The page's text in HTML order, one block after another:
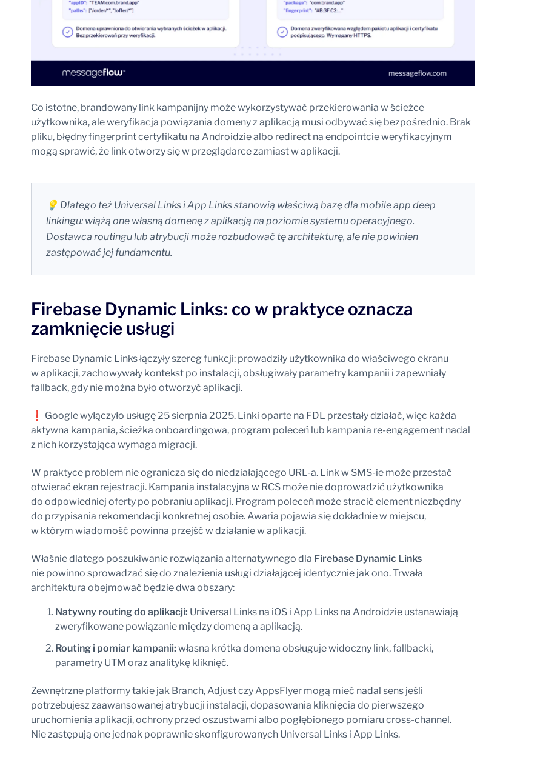
Co istotne, brandowany link kampanijny może wykorzystywać przekierowania w ścieżce
użytkownika, ale weryfikacja powiązania domeny z aplikacją musi odbywać się bezpośrednio. Brak
pliku, błędny fingerprint certyfikatu na Androidzie albo redirect na endpointcie weryfikacyjnym
mogą sprawić, że link otworzy się w przeglądarce zamiast w aplikacji.
💡 Dlatego też Universal Links i App Links stanowią właściwą bazę dla mobile app deep
linkingu: wiążą one własną domenę z aplikacją na poziomie systemu operacyjnego.
Dostawca routingu lub atrybucji może rozbudować tę architekturę, ale nie powinien
zastępować jej fundamentu.
Firebase Dynamic Links: co w praktyce oznacza
zamknięcie usługi
Firebase Dynamic Links łączyły szereg funkcji: prowadziły użytkownika do właściwego ekranu
w aplikacji, zachowywały kontekst po instalacji, obsługiwały parametry kampanii i zapewniały
fallback, gdy nie można było otworzyć aplikacji.
❗ Google wyłączyło usługę 25 sierpnia 2025. Linki oparte na FDL przestały działać, więc każda
aktywna kampania, ścieżka onboardingowa, program poleceń lub kampania re-engagement nadal
z nich korzystająca wymaga migracji.
W praktyce problem nie ogranicza się do niedziałającego URL-a. Link w SMS-ie może przestać
otwierać ekran rejestracji. Kampania instalacyjna w RCS może nie doprowadzić użytkownika
do odpowiedniej oferty po pobraniu aplikacji. Program poleceń może stracić element niezbędny
do przypisania rekomendacji konkretnej osobie. Awaria pojawia się dokładnie w miejscu,
w którym wiadomość powinna przejść w działanie w aplikacji.
Właśnie dlatego poszukiwanie rozwiązania alternatywnego dla Firebase Dynamic Links
nie powinno sprowadzać się do znalezienia usługi działającej identycznie jak ono. Trwała
architektura obejmować będzie dwa obszary:
Natywny routing do aplikacji: Universal Links na iOS i App Links na Androidzie ustanawiają
zweryfikowane powiązanie między domeną a aplikacją.
Routing i pomiar kampanii: własna krótka domena obsługuje widoczny link, fallbacki,
parametry UTM oraz analitykę kliknięć.
Zewnętrzne platformy takie jak Branch, Adjust czy AppsFlyer mogą mieć nadal sens jeśli
potrzebujesz zaawansowanej atrybucji instalacji, dopasowania kliknięcia do pierwszego
uruchomienia aplikacji, ochrony przed oszustwami albo pogłębionego pomiaru cross-channel.
Nie zastępują one jednak poprawnie skonfigurowanych Universal Links i App Links.